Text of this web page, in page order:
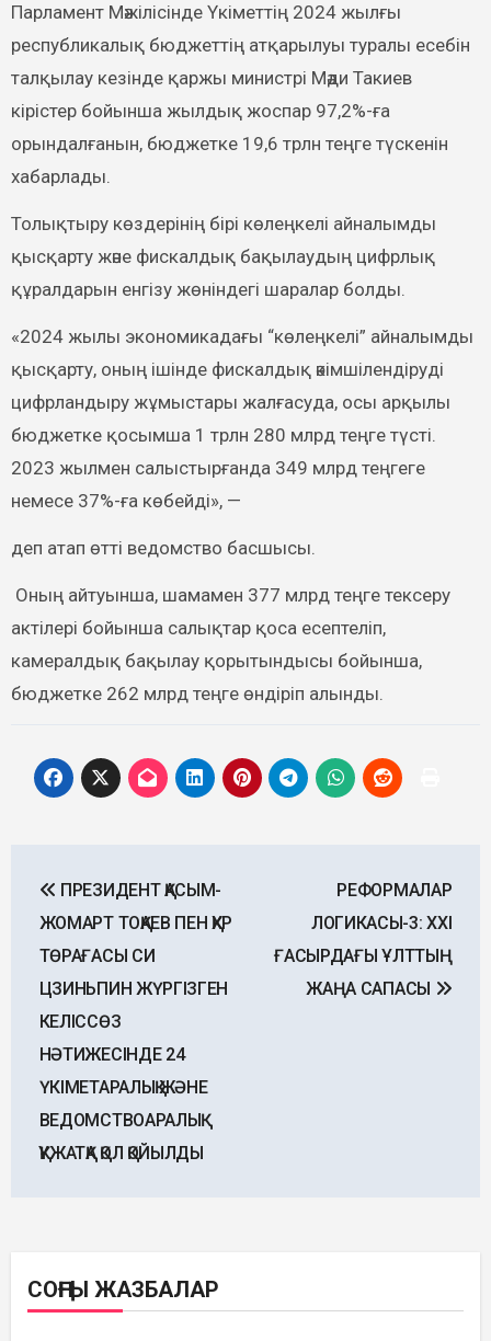
Парламент Мәжілісінде Үкіметтің 2024 жылғы
республикалық бюджеттің атқарылуы туралы есебін
талқылау кезінде қаржы министрі Мәди Такиев
кірістер бойынша жылдық жоспар 97,2%-ға
орындалғанын, бюджетке 19,6 трлн теңге түскенін
хабарлады.
Толықтыру көздерінің бірі көлеңкелі айналымды
қысқарту және фискалдық бақылаудың цифрлық
құралдарын енгізу жөніндегі шаралар болды.
«2024 жылы экономикадағы “көлеңкелі” айналымды
қысқарту, оның ішінде фискалдық әкімшілендіруді
цифрландыру жұмыстары жалғасуда, осы арқылы
бюджетке қосымша 1 трлн 280 млрд теңге түсті.
2023 жылмен салыстырғанда 349 млрд теңгеге
немесе 37%-ға көбейді», —
деп атап өтті ведомство басшысы.
Оның айтуынша, шамамен 377 млрд теңге тексеру
актілері бойынша салықтар қоса есептеліп,
камералдық бақылау қорытындысы бойынша,
бюджетке 262 млрд теңге өндіріп алынды.
navigation
ПРЕЗИДЕНТ ҚАСЫМ-
ЖОМАРТ ТОҚАЕВ ПЕН ҚХР
ТӨРАҒАСЫ СИ
ЦЗИНЬПИН ЖҮРГІЗГЕН
КЕЛІССӨЗ
НӘТИЖЕСІНДЕ 24
ҮКІМЕТАРАЛЫҚ ЖӘНЕ
ВЕДОМСТВОАРАЛЫҚ
ҚҰЖАТҚА ҚОЛ ҚОЙЫЛДЫ
РЕФОРМАЛАР
ЛОГИКАСЫ-3: ХХІ
ҒАСЫРДАҒЫ ҰЛТТЫҢ
ЖАҢА САПАСЫ
СОҢҒЫ ЖАЗБАЛАР